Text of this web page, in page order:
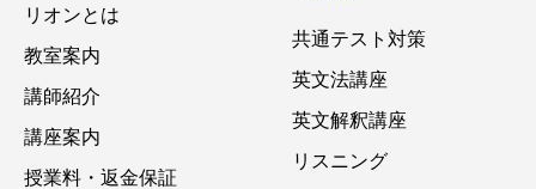
リオンとは
教室案内
講師紹介
講座案内
授業料・返金保証
共通テスト対策
英文法講座
英文解釈講座
リスニング